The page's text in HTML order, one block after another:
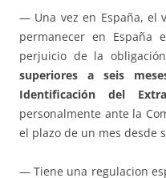
— Una vez en España, el
permanecer en España
perjuicio de la
superiores a seis
Identificación del
personalmente ante la
el plazo de un mes desde
— Tiene una regulacion